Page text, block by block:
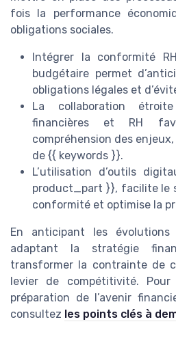
fois la performance
obligations sociales.
Intégrer la conformité
budgétaire permet
obligations légales et
La collaboration
financières et RH
compréhension des
de {{ keywords }}.
L’utilisation d’outils
product_part }}, facilite le
conformité et optimise la
En anticipant les
adaptant la stratégie
transformer la contrainte de
levier de compétitivité.
préparation de l’avenir
consultez les points clés à